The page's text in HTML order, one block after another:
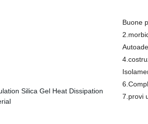
Buone
7.provi